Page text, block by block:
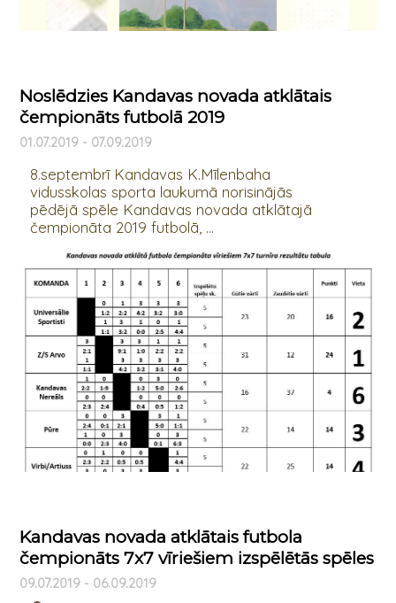
Noslēdzies Kandavas novada atklātais
čempionāts futbolā 2019
01.07.2019 - 07.09.2019
8.septembrī Kandavas K.Mīlenbaha
vidusskolas sporta laukumā norisinājās
pēdējā spēle Kandavas novada atklātajā
čempionāta 2019 futbolā, ...
Kandavas novada atklātais futbola
čempionāts 7x7 vīriešiem izspēlētās spēles
09.07.2019 - 06.09.2019